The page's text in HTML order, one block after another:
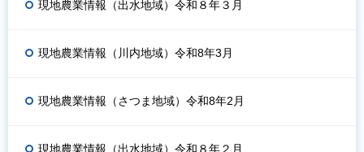
現地農業情報（出水地域）令和８年３月
現地農業情報（川内地域）令和8年3月
現地農業情報（さつま地域）令和8年2月
現地農業情報（出水地域）令和８年２月